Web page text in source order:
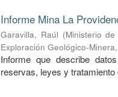
Informe Mina La
Garavilla, Raúl (Ministerio
Exploración Geológico-Minera,
Informe que describe
reservas, leyes y